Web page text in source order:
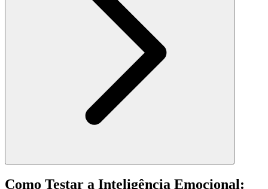
Como Testar a Inteligência Emocional: